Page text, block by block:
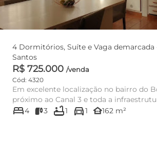
4 Dormitórios, Suíte e Vaga demarcada - Boqueirão
Santos
R$ 725.000 /venda
Cód: 4320
Em excelente localização no bairro do
próximo ao Canal 3 e toda a
lazer do G...
bed4 3 bathtub1 directions_car1 other_houses162 m²